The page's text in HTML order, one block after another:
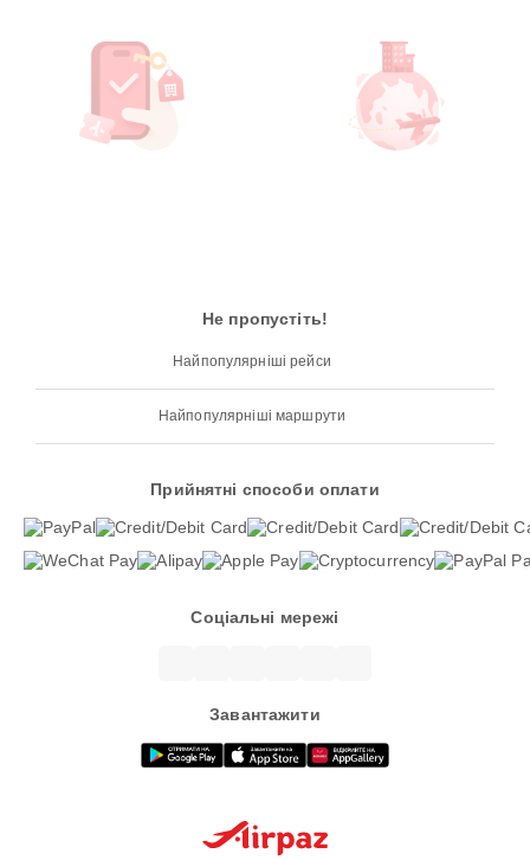
Не пропустіть!
Найпопулярніші рейси
Найпопулярніші маршрути
Прийнятні способи оплати
Соціальні мережі
Завантажити